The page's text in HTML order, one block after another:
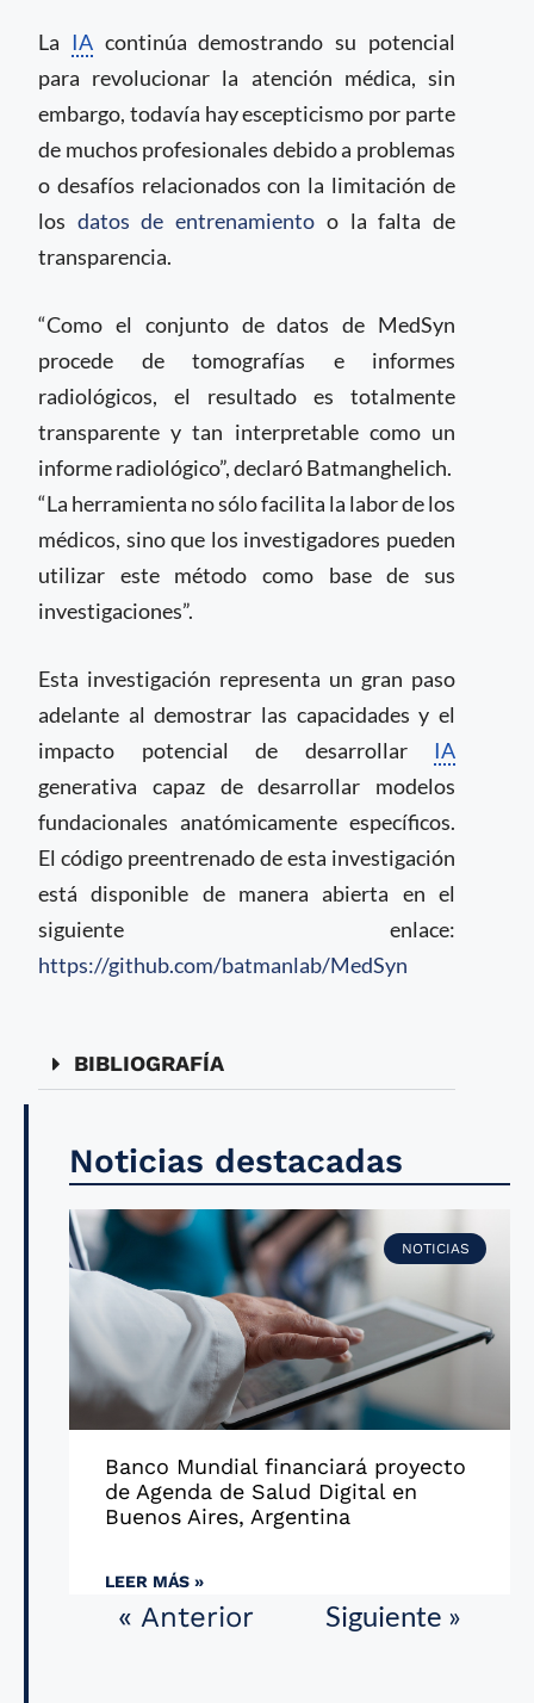
La IAcontinúa demostrando su potencial
para revolucionar la atención médica, sin
embargo, todavía hay escepticismo por parte
de muchos profesionales debido a problemas
o desafíos relacionados con la limitación de
los datos de entrenamiento o la falta de
transparencia.
“Como el conjunto de datos de MedSyn
procede de tomografías e informes
radiológicos, el resultado es totalmente
transparente y tan interpretable como un
informe radiológico”, declaró Batmanghelich.
“La herramienta no sólo facilita la labor de los
médicos, sino que los investigadores pueden
utilizar este método como base de sus
investigaciones”.
Esta investigación representa un gran paso
adelante al demostrar las capacidades y el
impacto potencial de desarrollar IA
generativa capaz de desarrollar modelos
fundacionales anatómicamente específicos.
El código preentrenado de esta investigación
está disponible de manera abierta en el
siguiente enlace:
https://github.com/batmanlab/MedSyn
BIBLIOGRAFÍA
Noticias destacadas
NOTICIAS
Banco Mundial financiará proyecto
de Agenda de Salud Digital en
Buenos Aires, Argentina
LEER MÁS »
« Anterior Siguiente »